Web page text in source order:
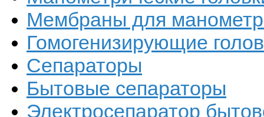
Мембраны для
Гомогенизирующие
Сепараторы
Бытовые сепараторы
Электросепаратор